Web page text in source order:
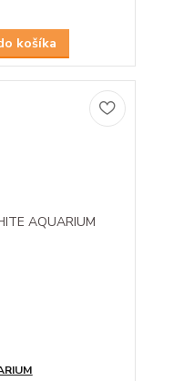
košíka